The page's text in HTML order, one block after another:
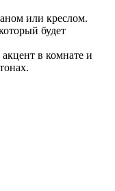
или креслом.
будет
в комнате и